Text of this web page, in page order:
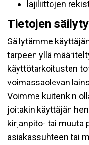
lajiliittojen
Tietojen
Säilytämme
tarpeen yllä
käyttötarkoitusten
voimassaolevan
Voimme kuitenkin
joitakin käyttäjän
kirjanpito- tai muuta
asiakassuhteen tai